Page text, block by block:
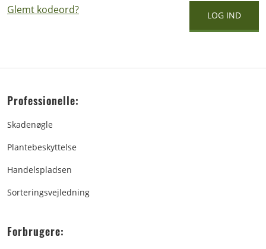
Glemt kodeord?
Professionelle:
Skadenøgle
Plantebeskyttelse
Handelspladsen
Sorteringsvejledning
Forbrugere: